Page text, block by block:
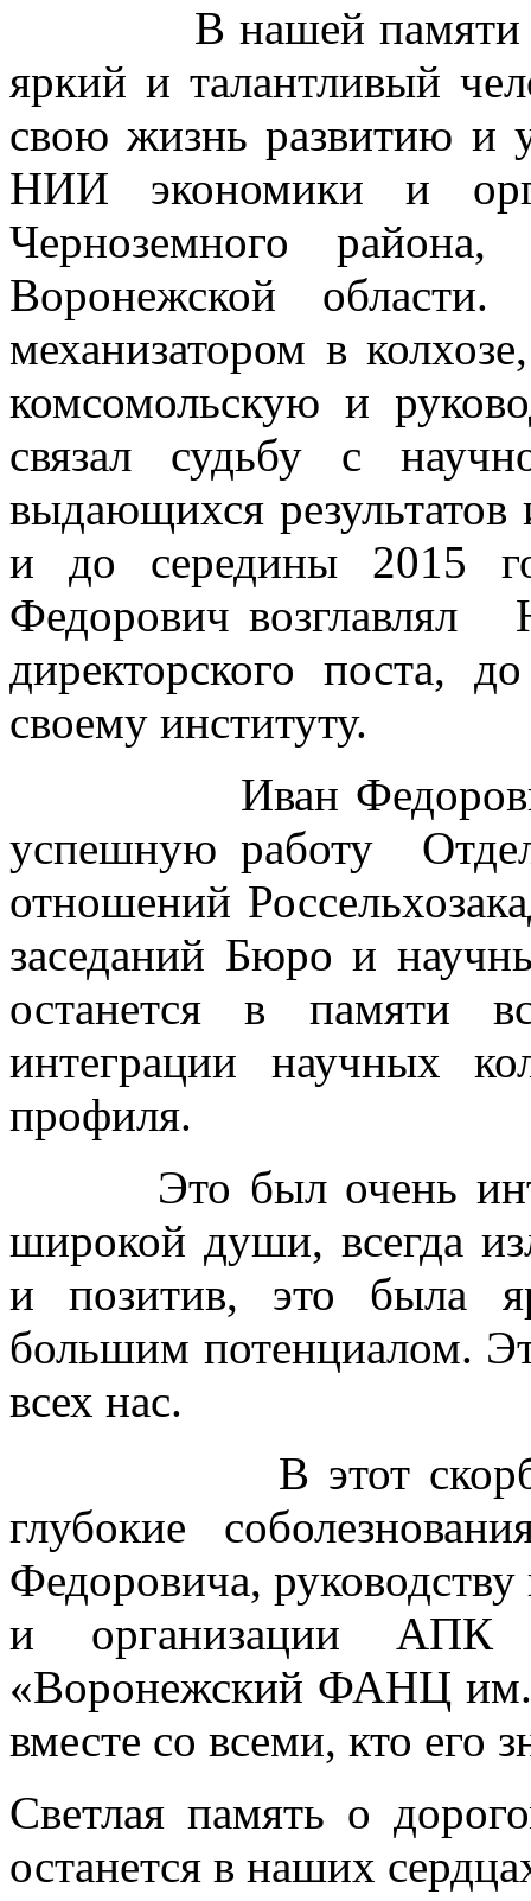
В нашей памяти
яркий и талантливый
свою жизнь развитию и
НИИ экономики и
Черноземного
Воронежской
механизатором в
комсомольскую и
связал судьбу с
выдающихся
и до середины 2015
Федорович
директорского поста,
своему институту.
Иван Федорович
успешную работу
отношений
заседаний Бюро и
останется в памяти
интеграции научных
профиля.
Это был очень
широкой души, всегда
и позитив, это была
большим потенциалом.
всех нас.
В этот скорбный
глубокие
Федоровича,
и организации
«Воронежский ФАНЦ
вместе со всеми, кто его
Светлая память о
останется в наших